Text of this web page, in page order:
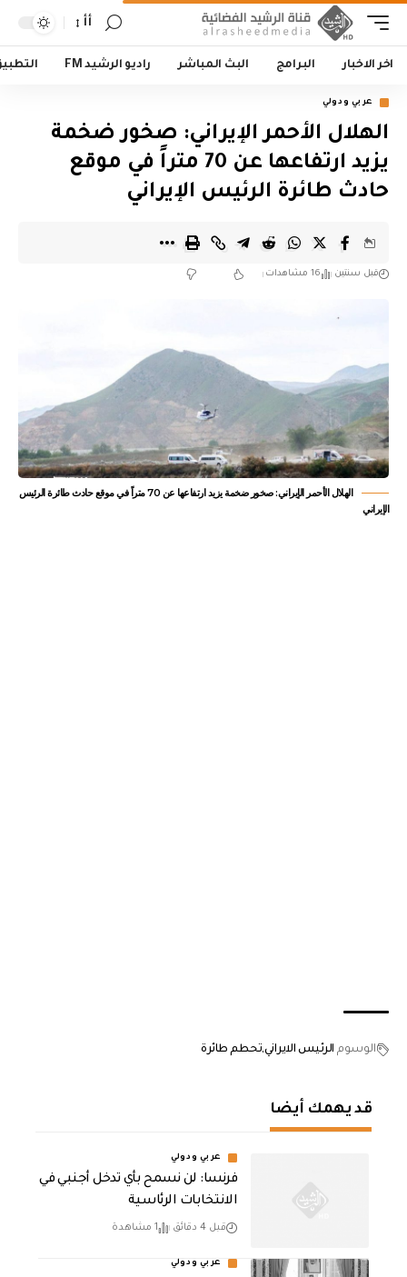
أأ
اخر الاخبار البرامج البث المباشر راديو الرشيد FM
عربي ودولي
الهلال الأحمر الإيراني: صخور ضخمة
يزيد ارتفاعها عن 70 متراً في موقع
حادث طائرة الرئيس الإيراني
قبل سنتين 16 مشاهدات
الهلال الأحمر الإيراني: صخور ضخمة يزيد ارتفاعها عن 70 متراً في موقع حادث طائرة الرئيس
الإيراني
الوسوم الرئيس الايرانيتحطم طائرة
قد يهمك أيضا
عربي ودولي
فرنسا: لن نسمح بأي تدخل أجنبي في
الانتخابات الرئاسية
قبل 4 دقائق 1 مشاهدة
عربي ودولي